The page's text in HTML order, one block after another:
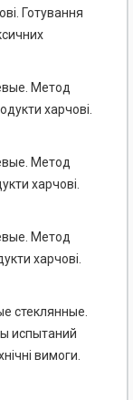
Готування
Метод
харчові.
Метод
харчові.
Метод
харчові.
стеклянные.
испытаний
вимоги.